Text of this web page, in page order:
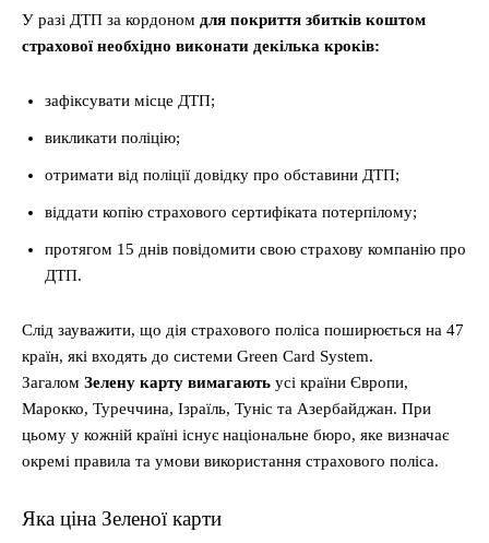
У разі ДТП за кордоном для покриття збитків коштом
страхової необхідно виконати декілька кроків:
зафіксувати місце ДТП;
викликати поліцію;
отримати від поліції довідку про обставини ДТП;
віддати копію страхового сертифіката потерпілому;
протягом 15 днів повідомити свою страхову компанію про
ДТП.
Слід зауважити, що дія страхового поліса поширюється на 47
країн, які входять до системи Green Card System.
Загалом Зелену карту вимагають усі країни Європи,
Марокко, Туреччина, Ізраїль, Туніс та Азербайджан. При
цьому у кожній країні існує національне бюро, яке визначає
окремі правила та умови використання страхового поліса.
Яка ціна Зеленої карти